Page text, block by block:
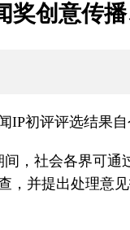
奖创意传
IP初评评选结果自
，社会各界可
，并提出处理意